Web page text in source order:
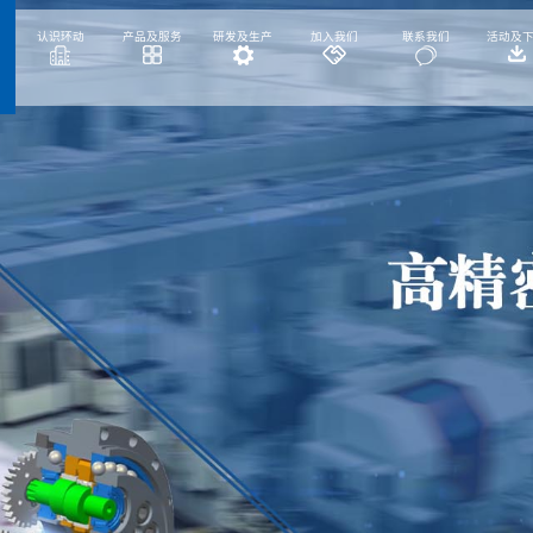
认识环动 产品及服务 研发及生产 加入我们 联系我们 活动及